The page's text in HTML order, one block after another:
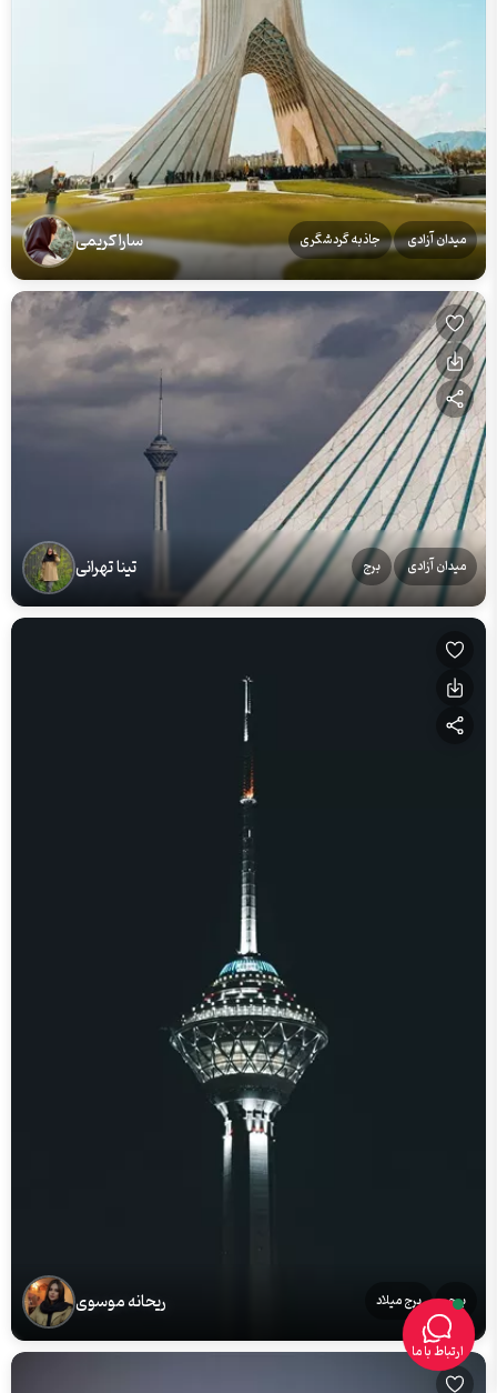
میدان آزادی جاذبه گردشگری سارا کریمی
میدان آزادی برج تینا تهرانی
برج برج میلاد ریحانه موسوی
ارتباط با ما